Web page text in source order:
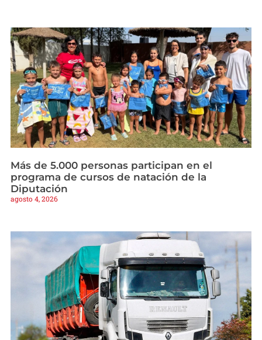
Más de 5.000 personas participan en el
programa de cursos de natación de la
Diputación
agosto 4, 2026